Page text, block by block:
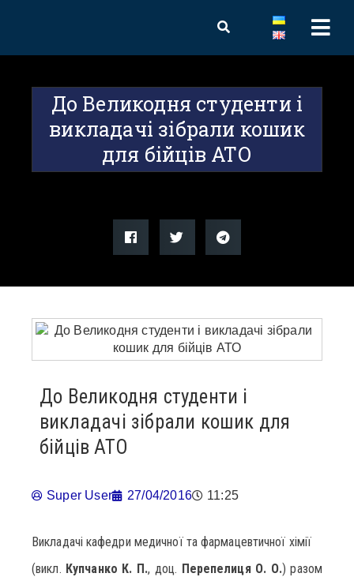
До Великодня студенти і
викладачі зібрали кошик
для бійців АТО
До Великодня студенти і
викладачі зібрали кошик для
бійців АТО
Super User 27/04/2016 11:25
Викладачі кафедри медичної та фармацевтичної хімії
(викл. Купчанко К. П., доц. Перепелиця О. О.) разом